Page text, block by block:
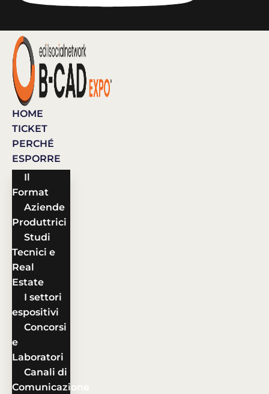
HOME
TICKET
PERCHÉ
ESPORRE
Il
Format
Aziende
Produttrici
Studi
Tecnici e
Real
Estate
I settori
espositivi
Concorsi
e
Laboratori
Canali di
Comunicazione